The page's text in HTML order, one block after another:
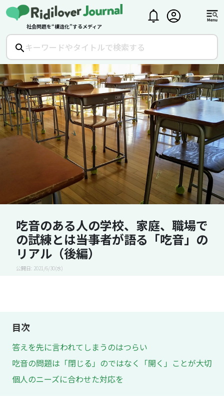
社会問題を“構造化”するメディア
吃音のある人の学校、家庭、職場で
の試練とは――当事者が語る「吃音」の
リアル（後編）
公開日: 2021/6/30(水)
目次
答えを先に言われてしまうのはつらい
吃音の問題は「閉じる」のではなく「開く」ことが大切
個人のニーズに合わせた対応を